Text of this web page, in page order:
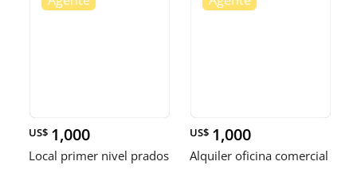
US$ 1,000
Local primer nivel prados
US$ 1,000
Alquiler oficina comercial